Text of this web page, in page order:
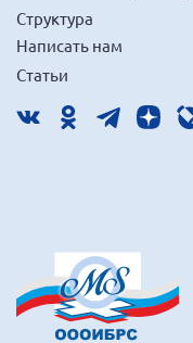
Структура
Написать нам
Статьи